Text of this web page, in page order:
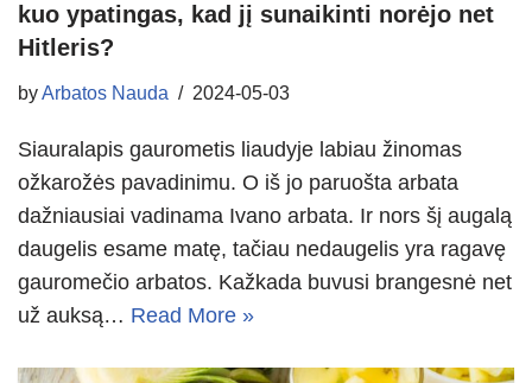
kuo ypatingas, kad jį sunaikinti norėjo net
Hitleris?
byArbatos Nauda 2024-05-03
Siauralapis gaurometis liaudyje labiau žinomas
ožkarožės pavadinimu. O iš jo paruošta arbata
dažniausiai vadinama Ivano arbata. Ir nors šį augalą
daugelis esame matę, tačiau nedaugelis yra ragavę
gauromečio arbatos. Kažkada buvusi brangesnė net
už auksą… Read More »